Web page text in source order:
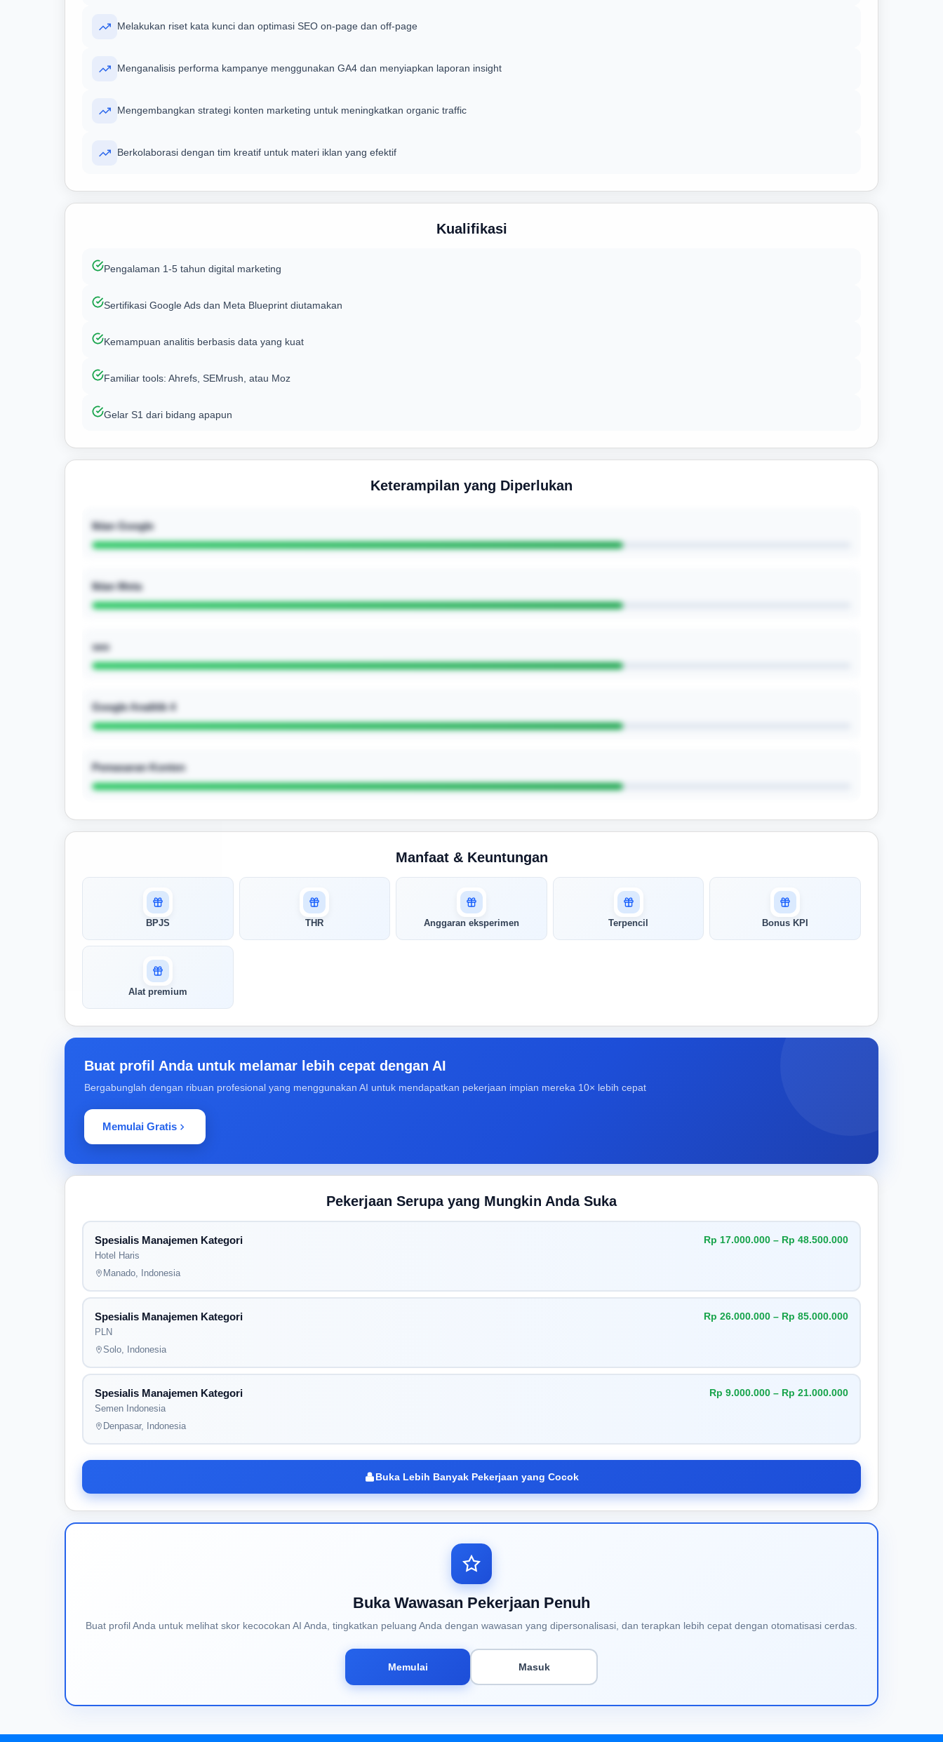
Melakukan riset kata kunci dan optimasi SEO on-page dan off-page
Menganalisis performa kampanye menggunakan GA4 dan menyiapkan laporan insight
Mengembangkan strategi konten marketing untuk meningkatkan organic traffic
Berkolaborasi dengan tim kreatif untuk materi iklan yang efektif
Kualifikasi
Pengalaman 1-5 tahun digital marketing
Sertifikasi Google Ads dan Meta Blueprint diutamakan
Kemampuan analitis berbasis data yang kuat
Familiar tools: Ahrefs, SEMrush, atau Moz
Gelar S1 dari bidang apapun
Keterampilan yang Diperlukan
Iklan Google
Iklan Meta
seo
Google Analitik 4
Pemasaran Konten
pertandingan AI Anda
AI kami menganalisis profil Anda dan
menunjukkan seberapa cocok keahlian
Anda dengan peran ini
Buka Kunci Skor Pertandingan
Manfaat & Keuntungan
BPJS THR Anggaran eksperimen Terpencil Bonus KPI
Alat premium
Buat profil Anda untuk melamar lebih cepat dengan AI
Bergabunglah dengan ribuan profesional yang menggunakan AI untuk mendapatkan pekerjaan impian mereka 10× lebih cepat
Memulai Gratis
Pekerjaan Serupa yang Mungkin Anda Suka
Spesialis Manajemen Kategori
Hotel Haris
Rp 17.000.000 – Rp 48.500.000
Manado, Indonesia
Spesialis Manajemen Kategori
PLN
Rp 26.000.000 – Rp 85.000.000
Solo, Indonesia
Spesialis Manajemen Kategori
Semen Indonesia
Rp 9.000.000 – Rp 21.000.000
Denpasar, Indonesia
Buka Lebih Banyak Pekerjaan yang Cocok
Buka Wawasan Pekerjaan Penuh
Buat profil Anda untuk melihat skor kecocokan AI Anda, tingkatkan peluang Anda dengan wawasan yang dipersonalisasi, dan terapkan lebih cepat dengan otomatisasi cerdas.
Memulai Masuk